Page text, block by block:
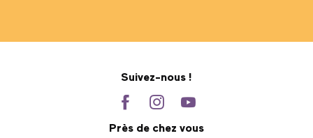
Suivez-nous !
Près de chez vous